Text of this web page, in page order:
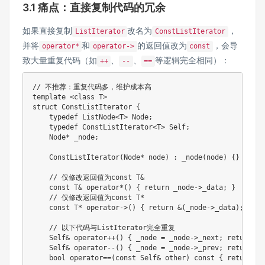
3.1 痛点：直接复制代码的冗余
如果直接复制 ListIterator 改名为 ConstListIterator
，
并将 operator* 和 operator-> 的返回值改为 const
，会导
致大量重复代码（如 ++ -- == 等逻辑完全相同）：
// 不推荐：重复代码多，维护成本高
template <class T>
struct ConstListIterator {
typedef ListNode<T> Node;
typedef ConstListIterator<T> Self;
    Node
* _node;
ConstListIterator( Node* node) : _node( node) { }
// 仅修改返回值为const T&
const T& operator* ( ) { return _node-> _data;
}
// 仅修改返回值为const T*
const T* operator->( ) { return &( _node-> _data) ;
// 以下代码与ListIterator完全重复
    Self
& operator++( ) { _node = _node-> _next ; return
    Self
& operator-- ( ) { _node = _node-> _prev; return
bool operator==( const Self& other) const { return